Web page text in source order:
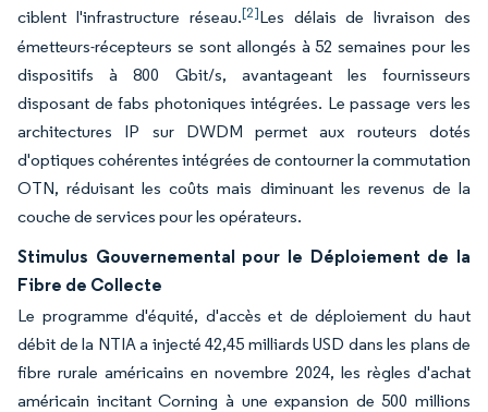
ciblent l'infrastructure réseau.[2]Les délais de livraison des
émetteurs-récepteurs se sont allongés à 52 semaines pour les
dispositifs à 800 Gbit/s, avantageant les fournisseurs
disposant de fabs photoniques intégrées. Le passage vers les
architectures IP sur DWDM permet aux routeurs dotés
d'optiques cohérentes intégrées de contourner la commutation
OTN, réduisant les coûts mais diminuant les revenus de la
couche de services pour les opérateurs.
Stimulus Gouvernemental pour le Déploiement de la
Fibre de Collecte
Le programme d'équité, d'accès et de déploiement du haut
débit de la NTIA a injecté 42,45 milliards USD dans les plans de
fibre rurale américains en novembre 2024, les règles d'achat
américain incitant Corning à une expansion de 500 millions